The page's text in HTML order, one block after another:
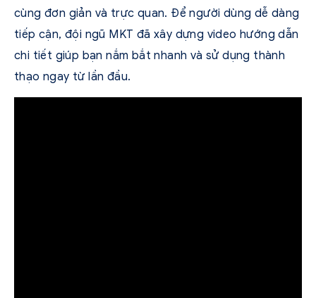
cùng đơn giản và trực quan. Để người dùng dễ dàng
tiếp cận, đội ngũ MKT đã xây dựng video hướng dẫn
chi tiết giúp bạn nắm bắt nhanh và sử dụng thành
thạo ngay từ lần đầu.